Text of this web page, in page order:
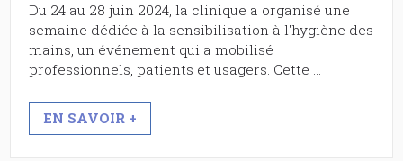
Du 24 au 28 juin 2024, la clinique a organisé une
semaine dédiée à la sensibilisation à l'hygiène des
mains, un événement qui a mobilisé
professionnels, patients et usagers. Cette …
EN SAVOIR +